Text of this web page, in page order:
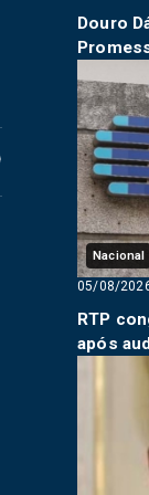
Douro
Nacional
05/08/
RTP
após